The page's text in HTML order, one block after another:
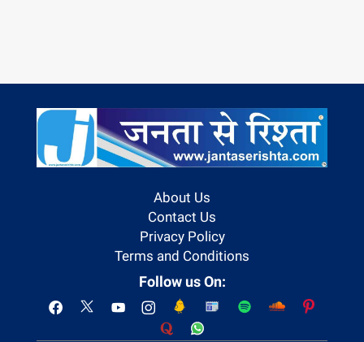
About Us
Contact Us
Privacy Policy
Terms and Conditions
Follow us On: